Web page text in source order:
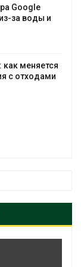
Google
за воды и
как меняется
с отходами